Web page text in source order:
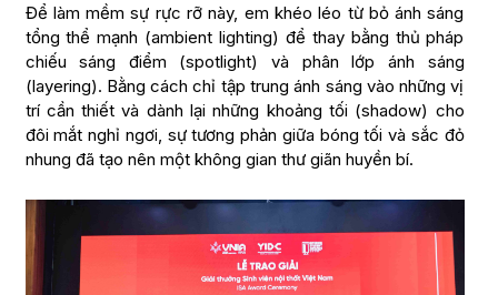
Để làm mềm sự rực rỡ này, em khéo léo từ bỏ ánh sáng
tổng thể mạnh (ambient lighting) để thay bằng thủ pháp
chiếu sáng điểm (spotlight) và phân lớp ánh sáng
(layering). Bằng cách chỉ tập trung ánh sáng vào những vị
trí cần thiết và dành lại những khoảng tối (shadow) cho
đôi mắt nghỉ ngơi, sự tương phản giữa bóng tối và sắc đỏ
nhung đã tạo nên một không gian thư giãn huyền bí.